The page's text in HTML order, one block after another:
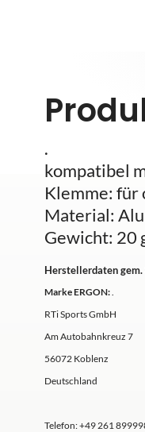
.
kompatibel
Klemme: für
Material:
Gewicht: 20
Herstellerdaten gem.
Marke ERGON:
RTi Sports GmbH
Am Autobahnkreuz 7
56072 Koblenz
Deutschland
Telefon: +49 261